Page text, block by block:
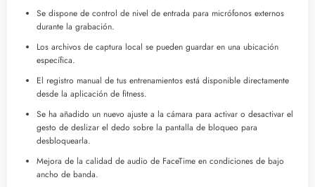
Se dispone de control de nivel de entrada para micrófonos externos
durante la grabación.
Los archivos de captura local se pueden guardar en una ubicación
específica.
El registro manual de tus entrenamientos está disponible directamente
desde la aplicación de fitness.
Se ha añadido un nuevo ajuste a la cámara para activar o desactivar el
gesto de deslizar el dedo sobre la pantalla de bloqueo para
desbloquearla.
Mejora de la calidad de audio de FaceTime en condiciones de bajo
ancho de banda.